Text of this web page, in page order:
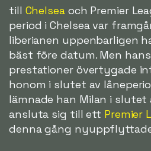
till Chelseaoch Premier
period i Chelsea var
liberianen uppenbarligen
bäst före datum. Men
prestationer övertygade
honom i slutet av
lämnade han Milan i
ansluta sig till ett Premier
denna gång